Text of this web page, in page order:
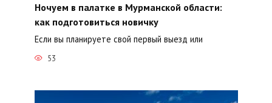
Ночуем в палатке в Мурманской области:
как подготовиться новичку
Если вы планируете свой первый выезд или
53